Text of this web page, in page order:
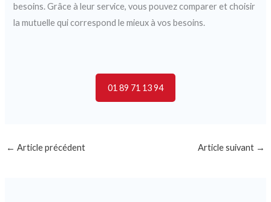
besoins. Grâce à leur service, vous pouvez comparer et choisir
la mutuelle qui correspond le mieux à vos besoins.
01 89 71 13 94
← Article précédent Article suivant →